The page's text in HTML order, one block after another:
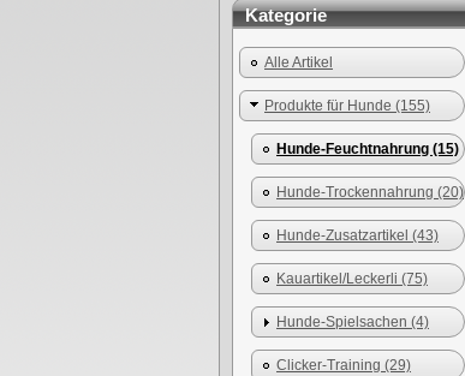
Kategorie
Alle Artikel
Produkte für Hunde (155)
Hunde-Feuchtnahrung (15)
Hunde-Trockennahrung (20)
Hunde-Zusatzartikel (43)
Kauartikel/Leckerli (75)
Hunde-Spielsachen (4)
Clicker-Training (29)